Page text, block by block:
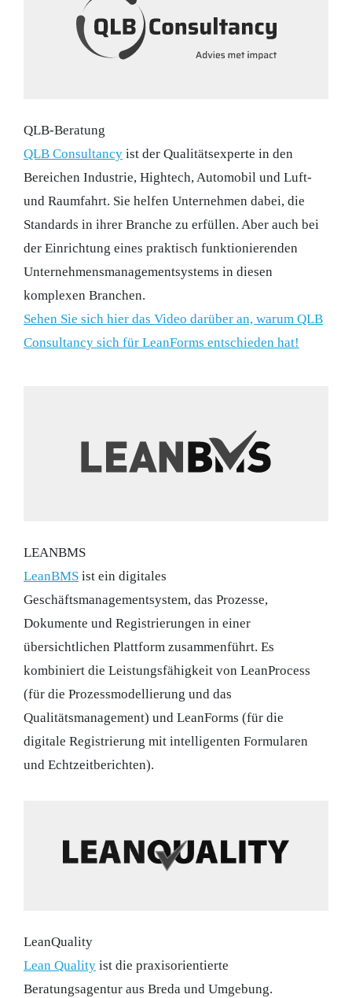
QLB-Beratung
QLB Consultancy ist der Qualitätsexperte in den
Bereichen Industrie, Hightech, Automobil und Luft-
und Raumfahrt. Sie helfen Unternehmen dabei, die
Standards in ihrer Branche zu erfüllen. Aber auch bei
der Einrichtung eines praktisch funktionierenden
Unternehmensmanagementsystems in diesen
komplexen Branchen.
Sehen Sie sich hier das Video darüber an, warum QLB
Consultancy sich für LeanForms entschieden hat!
LEANBMS
LeanBMS ist ein digitales
Geschäftsmanagementsystem, das Prozesse,
Dokumente und Registrierungen in einer
übersichtlichen Plattform zusammenführt. Es
kombiniert die Leistungsfähigkeit von LeanProcess
(für die Prozessmodellierung und das
Qualitätsmanagement) und LeanForms (für die
digitale Registrierung mit intelligenten Formularen
und Echtzeitberichten).
LeanQuality
Lean Quality ist die praxisorientierte
Beratungsagentur aus Breda und Umgebung.